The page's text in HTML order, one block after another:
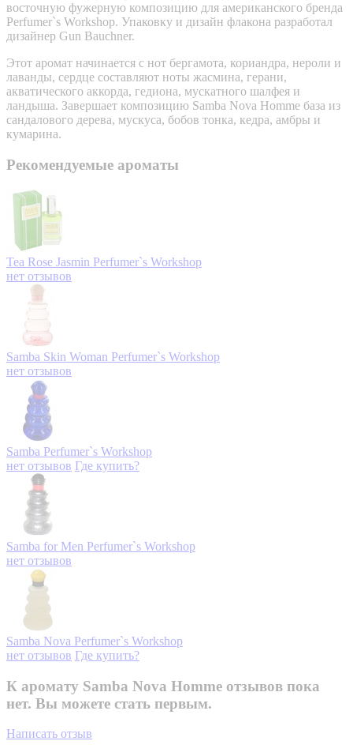
восточную фужерную композицию для американского бренда
Perfumer`s Workshop. Упаковку и дизайн флакона разработал
дизайнер Gun Bauchner.
Этот аромат начинается с нот бергамота, кориандра, нероли и
лаванды, сердце составляют ноты жасмина, герани,
акватического аккорда, гедиона, мускатного шалфея и
ландыша. Завершает композицию Samba Nova Homme база из
сандалового дерева, мускуса, бобов тонка, кедра, амбры и
кумарина.
Рекомендуемые ароматы
Tea Rose Jasmin Perfumer`s Workshop
нет отзывов
Samba Skin Woman Perfumer`s Workshop
нет отзывов
Samba Perfumer`s Workshop
нет отзывов Где купить?
Samba for Men Perfumer`s Workshop
нет отзывов
Samba Nova Perfumer`s Workshop
нет отзывов Где купить?
К аромату Samba Nova Homme отзывов пока
нет. Вы можете стать первым.
Написать отзыв